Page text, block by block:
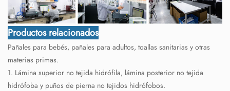
Productos relacionados
Pañales para bebés, pañales para adultos, toallas sanitarias y otras
materias primas.
1. Lámina superior no tejida hidrófila, lámina posterior no tejida
hidrófoba y puños de pierna no tejidos hidrófobos.